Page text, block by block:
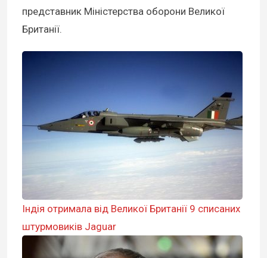
представник Міністерства оборони Великої
Британії.
Індія отримала від Великої Британії 9 списаних
штурмовиків Jaguar